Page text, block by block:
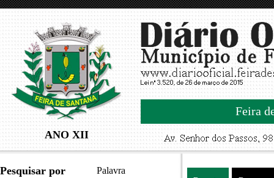
ANO XII
Feira
Pesquisar por Palavra